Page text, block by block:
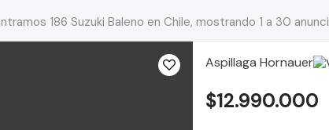
186 Suzuki Baleno en Chile, mostrando 1 a 30
Aspillaga Hornauer
$12.990.000